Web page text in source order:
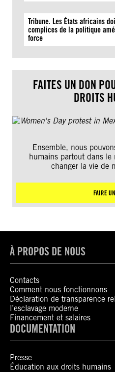
Tribune. Les États africains
complices de la politique
force
FAITES UN DON
DROITS
Ensemble, nous
humains partout dans le
changer la vie de
FAIRE
À PROPOS DE NOUS
Contacts
Comment nous fonctionnons
Déclaration de transparence
l’esclavage moderne
Financement et salaires
DOCUMENTATION
Presse
Éducation aux droits humains